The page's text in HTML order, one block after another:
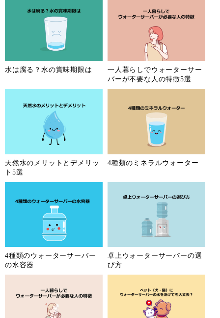
水は腐る？水の賞味期限は
一人暮らしでウォーターサー
バーが不要な人の特徴5選
天然水のメリットとデメリッ
ト5選
4種類のミネラルウォーター
4種類のウォーターサーバー
の水容器
卓上ウォーターサーバーの選
び方